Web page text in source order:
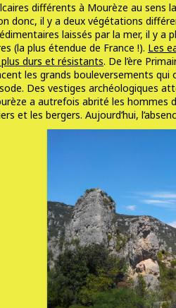
différents à Mourèze au sens
donc, il y a deux végétations
laissés par la mer, il y a
(la plus étendue de France !). Les
durs et résistants. De l’ère
les grands bouleversements
Des vestiges archéologiques
a autrefois abrité les hommes
et les bergers. Aujourd’hui,